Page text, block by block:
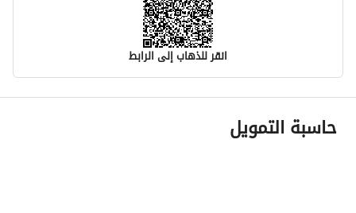
انقر للذهاب إلى الرابط
معلومات مسؤول الإعلان
اسم المسؤول
حاسبة التمويل